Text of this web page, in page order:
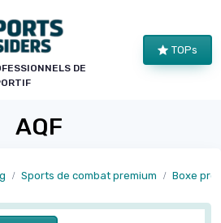
DE
TOPs
AQF
Sports de combat premium Boxe
cookies